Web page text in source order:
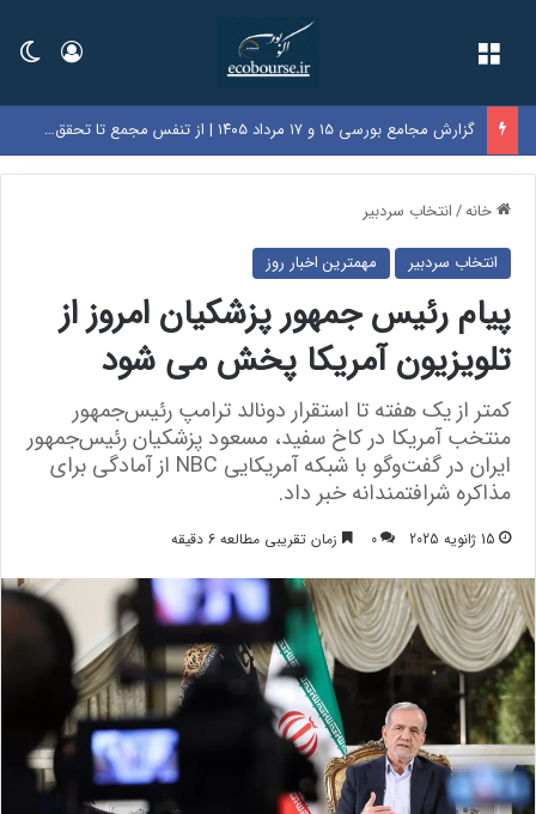
ورود
گزارش مجامع بورسی ۱۵ و ۱۷ مرداد ۱۴۰۵ | از تنفس مجمع تا تحقق زیان ۷۲۰ ریالی در این نماد‌ها
خانه/انتخاب سردبیر
انتخاب سردبیر مهمترین اخبار روز
پیام رئیس جمهور پزشکیان امروز از
تلویزیون آمریکا پخش می شود
کمتر از یک هفته تا استقرار دونالد ترامپ رئیس‌جمهور
منتخب آمریکا در کاخ سفید، مسعود پزشکیان رئیس‌جمهور
ایران در گفت‌وگو با شبکه آمریکایی NBC از آمادگی برای
مذاکره شرافتمندانه خبر داد.
15 ژانویه 2025 0 زمان تقریبی مطالعه 6 دقیقه